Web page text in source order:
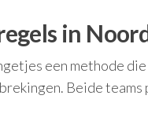
in
een methode
Beide